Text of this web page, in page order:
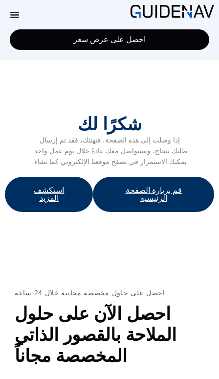
احصل على عرض سعر
شكرًا لك
إذا وصلت إلى هذه الصفحة، فنهنئك، فقد تم إرسال
طلبك بنجاح، وسنتواصل معك عادةً خلال يوم عمل واحد.
يمكنك الاستمرار في تصفح موقعنا الإلكتروني كما تشاء.
قم بزيارة الصفحة
الرئيسية
استكشف
المزيد
احصل على حلول مخصصة مجانية خلال 24 ساعة
احصل الآن على حلول
الملاحة بالقصور الذاتي
المخصصة مجاناً